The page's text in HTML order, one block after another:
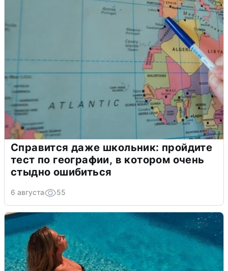
Справится даже школьник: пройдите
тест по географии, в котором очень
стыдно ошибиться
6 августа 55